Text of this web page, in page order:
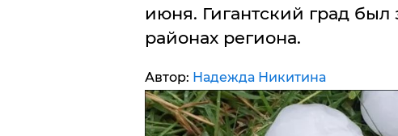
июня. Гигантский град
районах региона.
Автор: Надежда Никитина